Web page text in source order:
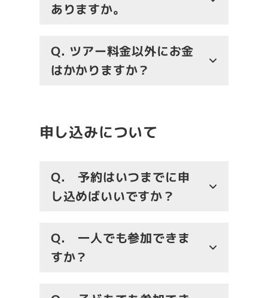
ありますか。
Q. ツアー料金以外にお金
はかかりますか？
申し込みについて
Q. 予約はいつまでに申
し込めばいいですか？
Q. 一人でも参加できま
すか？